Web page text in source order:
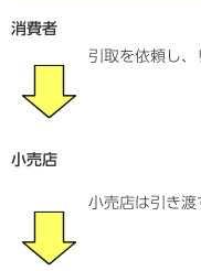
消費者
引取を依頼し
小売店
小売店は引き渡